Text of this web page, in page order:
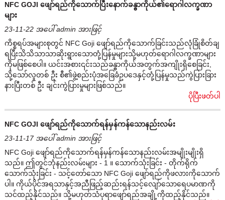
NFC GOJI ဖျော်ရည်ကိုသောက်ပြီးနောက်ခန္ဓာကိုယ်၏ရောဂါလက္ခဏာ
များ
23-11-22 အပေါ် admin အားဖြင့်
ကိစ္စရပ်အများစုတွင် NFC Goji ဖျော်ရည်ကိုသောက်ခြင်းသည်လုံခြုံစိတ်ချ
ရပြီးသိသိသာသာဆိုးရွားသောတုံ့ပြန်မှုများသို့မဟုတ်ရောဂါလက္ခဏာများ
ကိုမဖြစ်စေပါ။ ယင်းအစား၎င်းသည်ခန္ဓာကိုယ်အတွက်အကျိုးရှိစေခြင်း,
သို့သော်လူတစ် ဦး စီ၏ဖွဲ့စည်းပုံအခြေခံဥပဒေနှင့်တုံ့ပြန်မှုသည်ကွဲပြားခြား
နားပြီးတစ် ဦး ချင်းကွဲပြားမှုများဖြစ်သည်။
ပိုပြီးဖတ်ပါ
NFC GOJI ဖျော်ရည်ကိုသောက်ရန်မှန်ကန်သောနည်းလမ်း
23-11-17 အပေါ် admin အားဖြင့်
NFC Goji ဖျော်ရည်ကိုသောက်ရန်မှန်ကန်သောနည်းလမ်းအမျိုးမျိုးရှိ
သည်။ ဤတွင်ဘုံနည်းလမ်းများ - 1 ။ သောက်သုံးခြင်း - တိုက်ရိုက်
သောက်သုံးခြင်း - သင့်တော်သော NFC Goji ဖျော်ရည်ကိုဖလားကိုသောက်
ပါ။ ကိုယ်ပိုင်အရသာနှင့်အညီဖြည့်ဆည်းရန်သင့်လျော်သောရေပမာဏကို
သင်ထည့်နိုင်သည်။ သို့မဟုတ်သံပုရာဖျော်ရည်အချို့ကိုထည့်နိုင်သည်။